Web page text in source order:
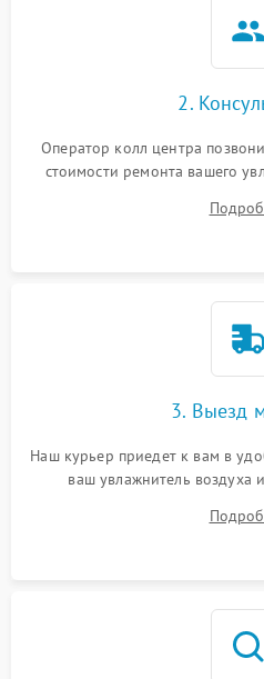
2.
Оператор колл центра
стоимости ремонта вашего
3. Выезд
Наш курьер приедет к вам в
ваш увлажнитель воздуха